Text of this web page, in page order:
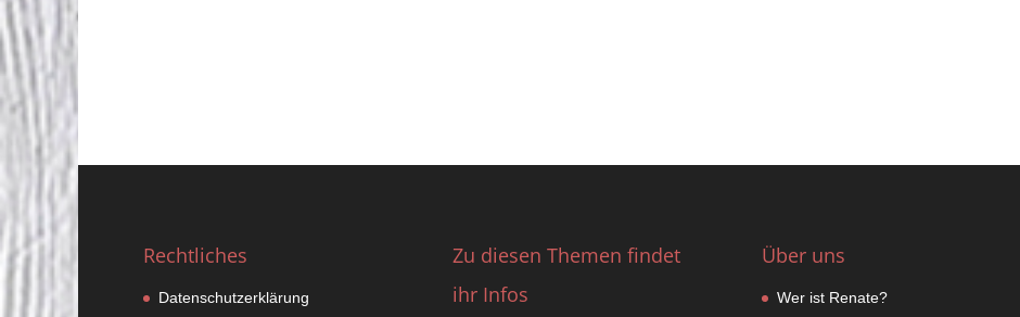
Rechtliches
Datenschutzerklärung
Zu diesen Themen findet
ihr Infos
Über uns
Wer ist Renate?